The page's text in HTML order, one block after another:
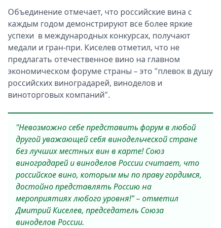
Объединение отмечает, что российские вина с
каждым годом демонстрируют все более яркие
успехи в международных конкурсах, получают
медали и гран-при. Киселев отметил, что не
предлагать отечественное вино на главном
экономическом форуме страны – это "плевок в душу
российских виноградарей, виноделов и
виноторговых компаний".
"Невозможно себе представить форум в любой
другой уважающей себя винодельческой стране
без лучших местных вин в карте! Союз
виноградарей и виноделов России считает, что
российское вино, которым мы по праву гордимся,
достойно представлять Россию на
мероприятиях любого уровня!" – отметил
Дмитрий Киселев, председатель Союза
виноделов России.